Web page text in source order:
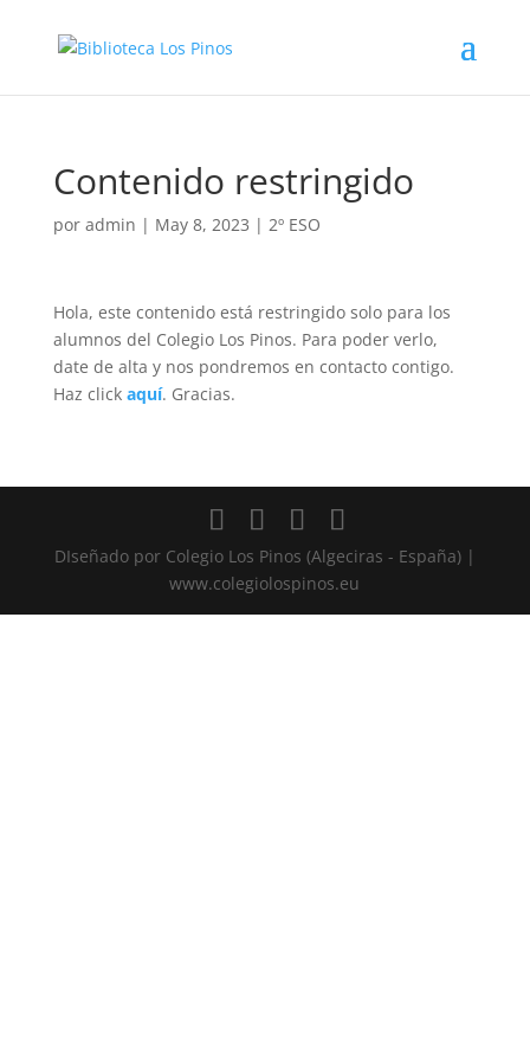
Contenido restringido
por admin | May 8, 2023 | 2º ESO
Hola, este contenido está restringido solo para los
alumnos del Colegio Los Pinos. Para poder verlo,
date de alta y nos pondremos en contacto contigo.
Haz click aquí. Gracias.
DIseñado por Colegio Los Pinos (Algeciras - España) |
www.colegiolospinos.eu